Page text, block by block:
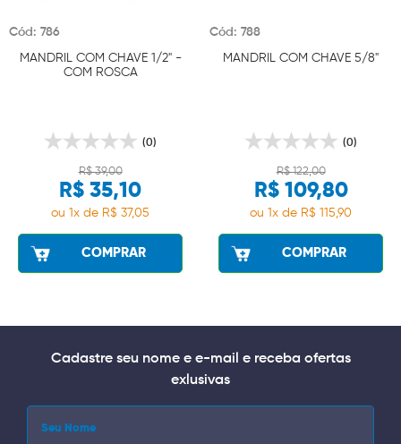
Cód: 786
MANDRIL COM CHAVE 1/2" -
COM ROSCA
(0)
R$ 39,00
R$ 35,10
ou 1x de R$ 37,05
COMPRAR
Cód: 788
MANDRIL COM CHAVE 5/8"
(0)
R$ 122,00
R$ 109,80
ou 1x de R$ 115,90
COMPRAR
Cadastre seu nome e e-mail e receba ofertas
exlusivas